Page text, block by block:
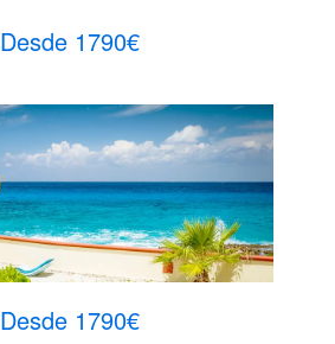
Desde 1790€
Desde 1790€